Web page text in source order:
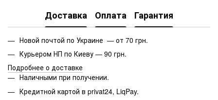
Доставка Оплата Гарантия
Новой почтой по Украине — от 70 грн.
Курьером НП по Киеву — 90 грн.
Подробнее о доставке
Наличными при получении.
Кредитной картой в privat24, LiqPay.